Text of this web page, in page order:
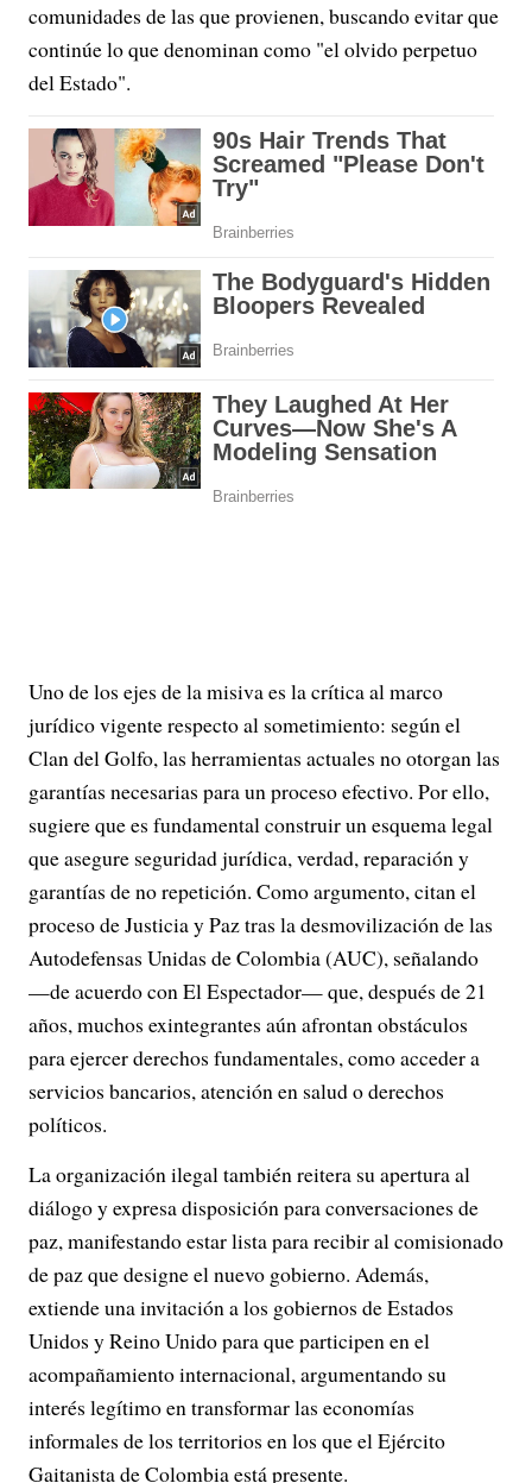
comunidades de las que provienen, buscando evitar que
continúe lo que denominan como "el olvido perpetuo
del Estado".
Uno de los ejes de la misiva es la crítica al marco
jurídico vigente respecto al sometimiento: según el
Clan del Golfo, las herramientas actuales no otorgan las
garantías necesarias para un proceso efectivo. Por ello,
sugiere que es fundamental construir un esquema legal
que asegure seguridad jurídica, verdad, reparación y
garantías de no repetición. Como argumento, citan el
proceso de Justicia y Paz tras la desmovilización de las
Autodefensas Unidas de Colombia (AUC), señalando
—de acuerdo con El Espectador— que, después de 21
años, muchos exintegrantes aún afrontan obstáculos
para ejercer derechos fundamentales, como acceder a
servicios bancarios, atención en salud o derechos
políticos.
La organización ilegal también reitera su apertura al
diálogo y expresa disposición para conversaciones de
paz, manifestando estar lista para recibir al comisionado
de paz que designe el nuevo gobierno. Además,
extiende una invitación a los gobiernos de Estados
Unidos y Reino Unido para que participen en el
acompañamiento internacional, argumentando su
interés legítimo en transformar las economías
informales de los territorios en los que el Ejército
Gaitanista de Colombia está presente.